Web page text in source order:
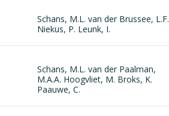
Schans, M.L. van der Brussee, L.F.
Niekus, P. Leunk, I.
Schans, M.L. van der Paalman,
M.A.A. Hoogvliet, M. Broks, K.
Paauwe, C.